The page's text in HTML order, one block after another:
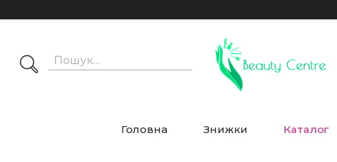
Головна Знижки Каталог